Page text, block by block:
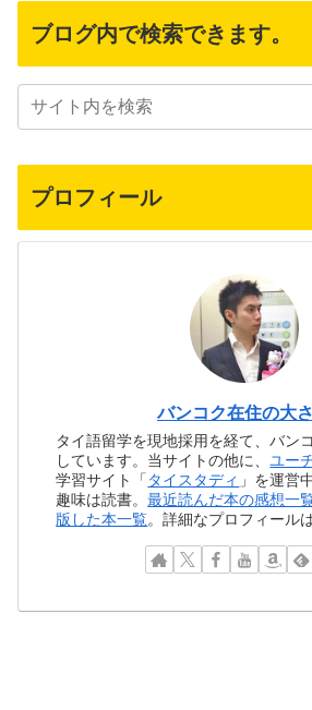
ブログ内で検索できます。
プロフィール
バンコク在住の大
タイ語留学を現地採用を経て、バン
しています。当サイトの他に、ユー
学習サイト「 タイスタディ 」を運営
趣味は読書。最近読んだ本の感想一
版した本一覧。詳細なプロフィール